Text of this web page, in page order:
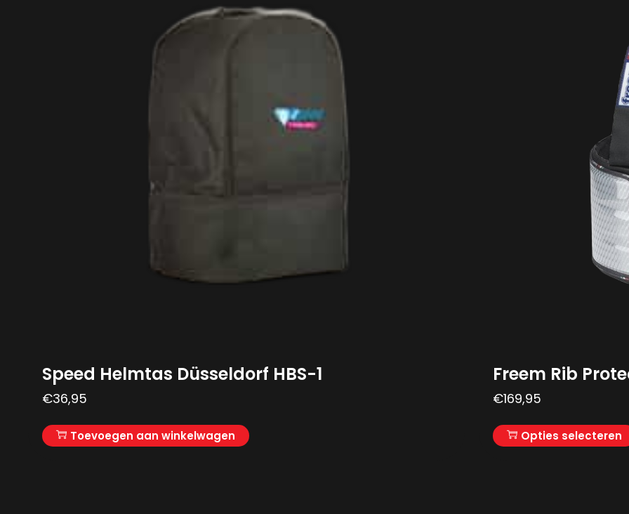
Speed Helmtas Düsseldorf HBS-1
€36,95
Toevoegen aan winkelwagen
Freem Rib
€169,95
Opties selecteren